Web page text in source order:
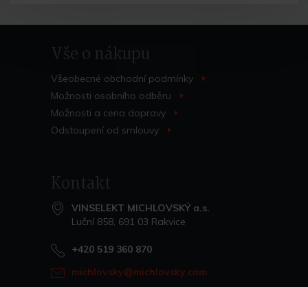
Do košíku
Vše o nákupu
Všeobecné obchodní podmínky
Možnosti osobního odběru
Možnosti a cena dopravy
Odstoupení od smlouvy
Kontakt
VINSELEKT MICHLOVSKÝ a.s.
Luční 858, 691 03 Rakvice
+420 519 360 870
michlovsky@michlovsky.com